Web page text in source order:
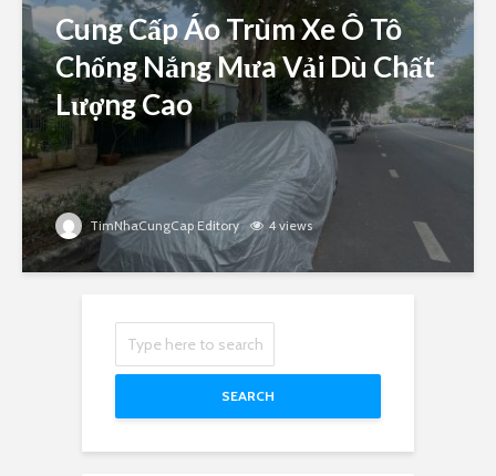
Cung Cấp Áo Trùm Xe Ô Tô
Chống Nắng Mưa Vải Dù Chất
Lượng Cao
TimNhaCungCap Editory 4 views
SEARCH